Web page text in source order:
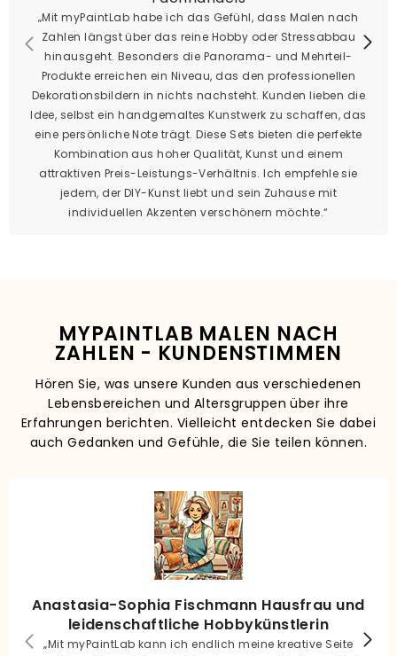
„Mit myPaintLab habe ich das Gefühl, dass Malen nach
Zahlen längst über das reine Hobby oder Stressabbau
hinausgeht. Besonders die Panorama- und Mehrteil-
Produkte erreichen ein Niveau, das den professionellen
Dekorationsbildern in nichts nachsteht. Kunden lieben die
Idee, selbst ein handgemaltes Kunstwerk zu schaffen, das
eine persönliche Note trägt. Diese Sets bieten die perfekte
Kombination aus hoher Qualität, Kunst und einem
attraktiven Preis-Leistungs-Verhältnis. Ich empfehle sie
jedem, der DIY-Kunst liebt und sein Zuhause mit
individuellen Akzenten verschönern möchte.“
MYPAINTLAB MALEN NACH
ZAHLEN - KUNDENSTIMMEN
Hören Sie, was unsere Kunden aus verschiedenen
Lebensbereichen und Altersgruppen über ihre
Erfahrungen berichten. Vielleicht entdecken Sie dabei
auch Gedanken und Gefühle, die Sie teilen können.
Anastasia-Sophia Fischmann Hausfrau und
leidenschaftliche Hobbykünstlerin
„Mit myPaintLab kann ich endlich meine kreative Seite